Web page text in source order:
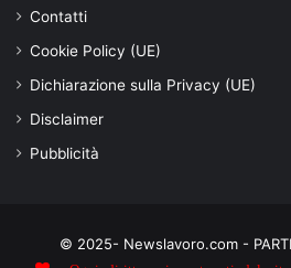
Contatti
Cookie Policy (UE)
Dichiarazione sulla Privacy (UE)
Disclaimer
Pubblicità
© 2025- Newslavoro.com -